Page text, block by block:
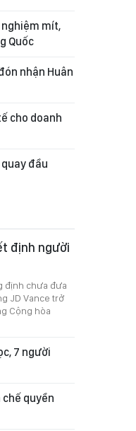
mít,
Quốc
nhận Huân
cho doanh
đầu
định người
định chưa đưa
JD Vance trở
Cộng hòa
7 người
chế quyền